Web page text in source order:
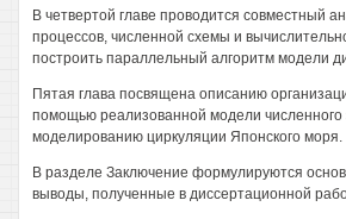
В четвертой главе проводится совместный
процессов, численной схемы и
построить параллельный алгоритм модели
Пятая глава посвящена описанию
помощью реализованной модели численного
моделированию циркуляции Японского моря.
В разделе Заключение формулируются
выводы, полученные в диссертационной